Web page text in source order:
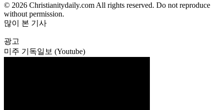
© 2026 Christianitydaily.com All rights reserved. Do not reproduce
without permission.
많이 본 기사
광고
미주 기독일보 (Youtube)